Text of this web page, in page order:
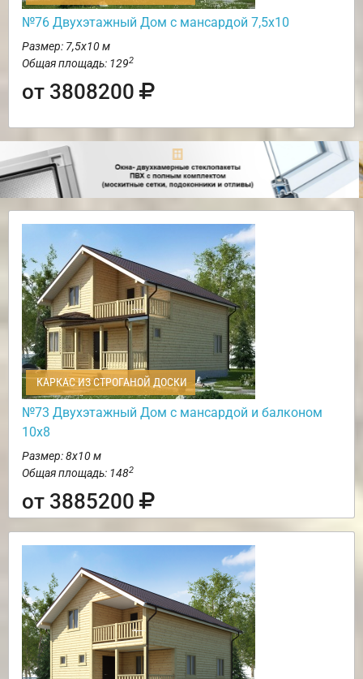
№76 Двухэтажный Дом с мансардой 7,5х10
Размер: 7,5х10 м
Общая площадь: 1292
от 3808200
КАРКАС ИЗ СТРОГАНОЙ ДОСКИ
№73 Двухэтажный Дом с мансардой и балконом
10х8
Размер: 8х10 м
Общая площадь: 1482
от 3885200